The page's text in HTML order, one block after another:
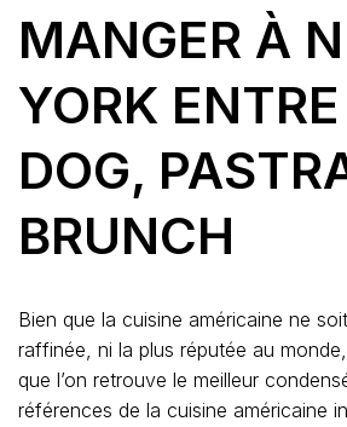
MANGER À
YORK
DOG,
BRUNCH
Bien que la cuisine américaine ne
raffinée, ni la plus réputée au
que l’on retrouve le meilleur
références de la cuisine américaine